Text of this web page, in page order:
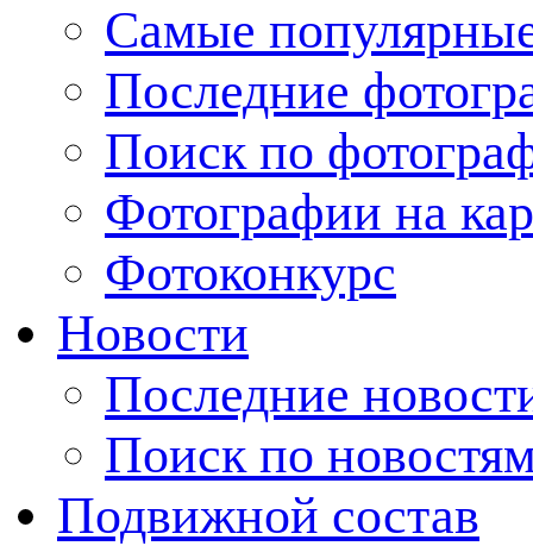
Cамые
Последние
Поиск по
Фотографии на
Фотоконкурс
Новости
Последние
Поиск по
Подвижной состав